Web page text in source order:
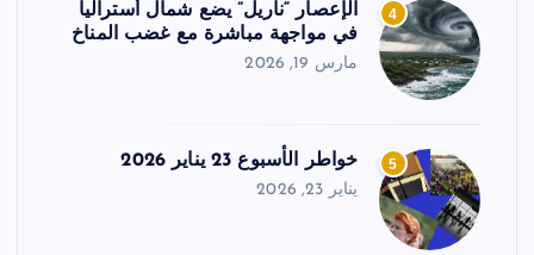
4
الإعصار “ناريل” يضع شمال أستراليا
في مواجهة مباشرة مع غضب المناخ
مارس 19, 2026
5 خواطر الأسبوع 23 يناير 2026
يناير 23, 2026